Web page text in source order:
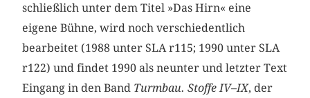
schließlich unter dem Titel »Das Hirn« eine
eigene Bühne, wird noch verschiedentlich
bearbeitet (1988 unter SLA r115; 1990 unter SLA
r122) und findet 1990 als neunter und letzter Text
Eingang in den Band Turmbau. Stoffe IV–IX, der